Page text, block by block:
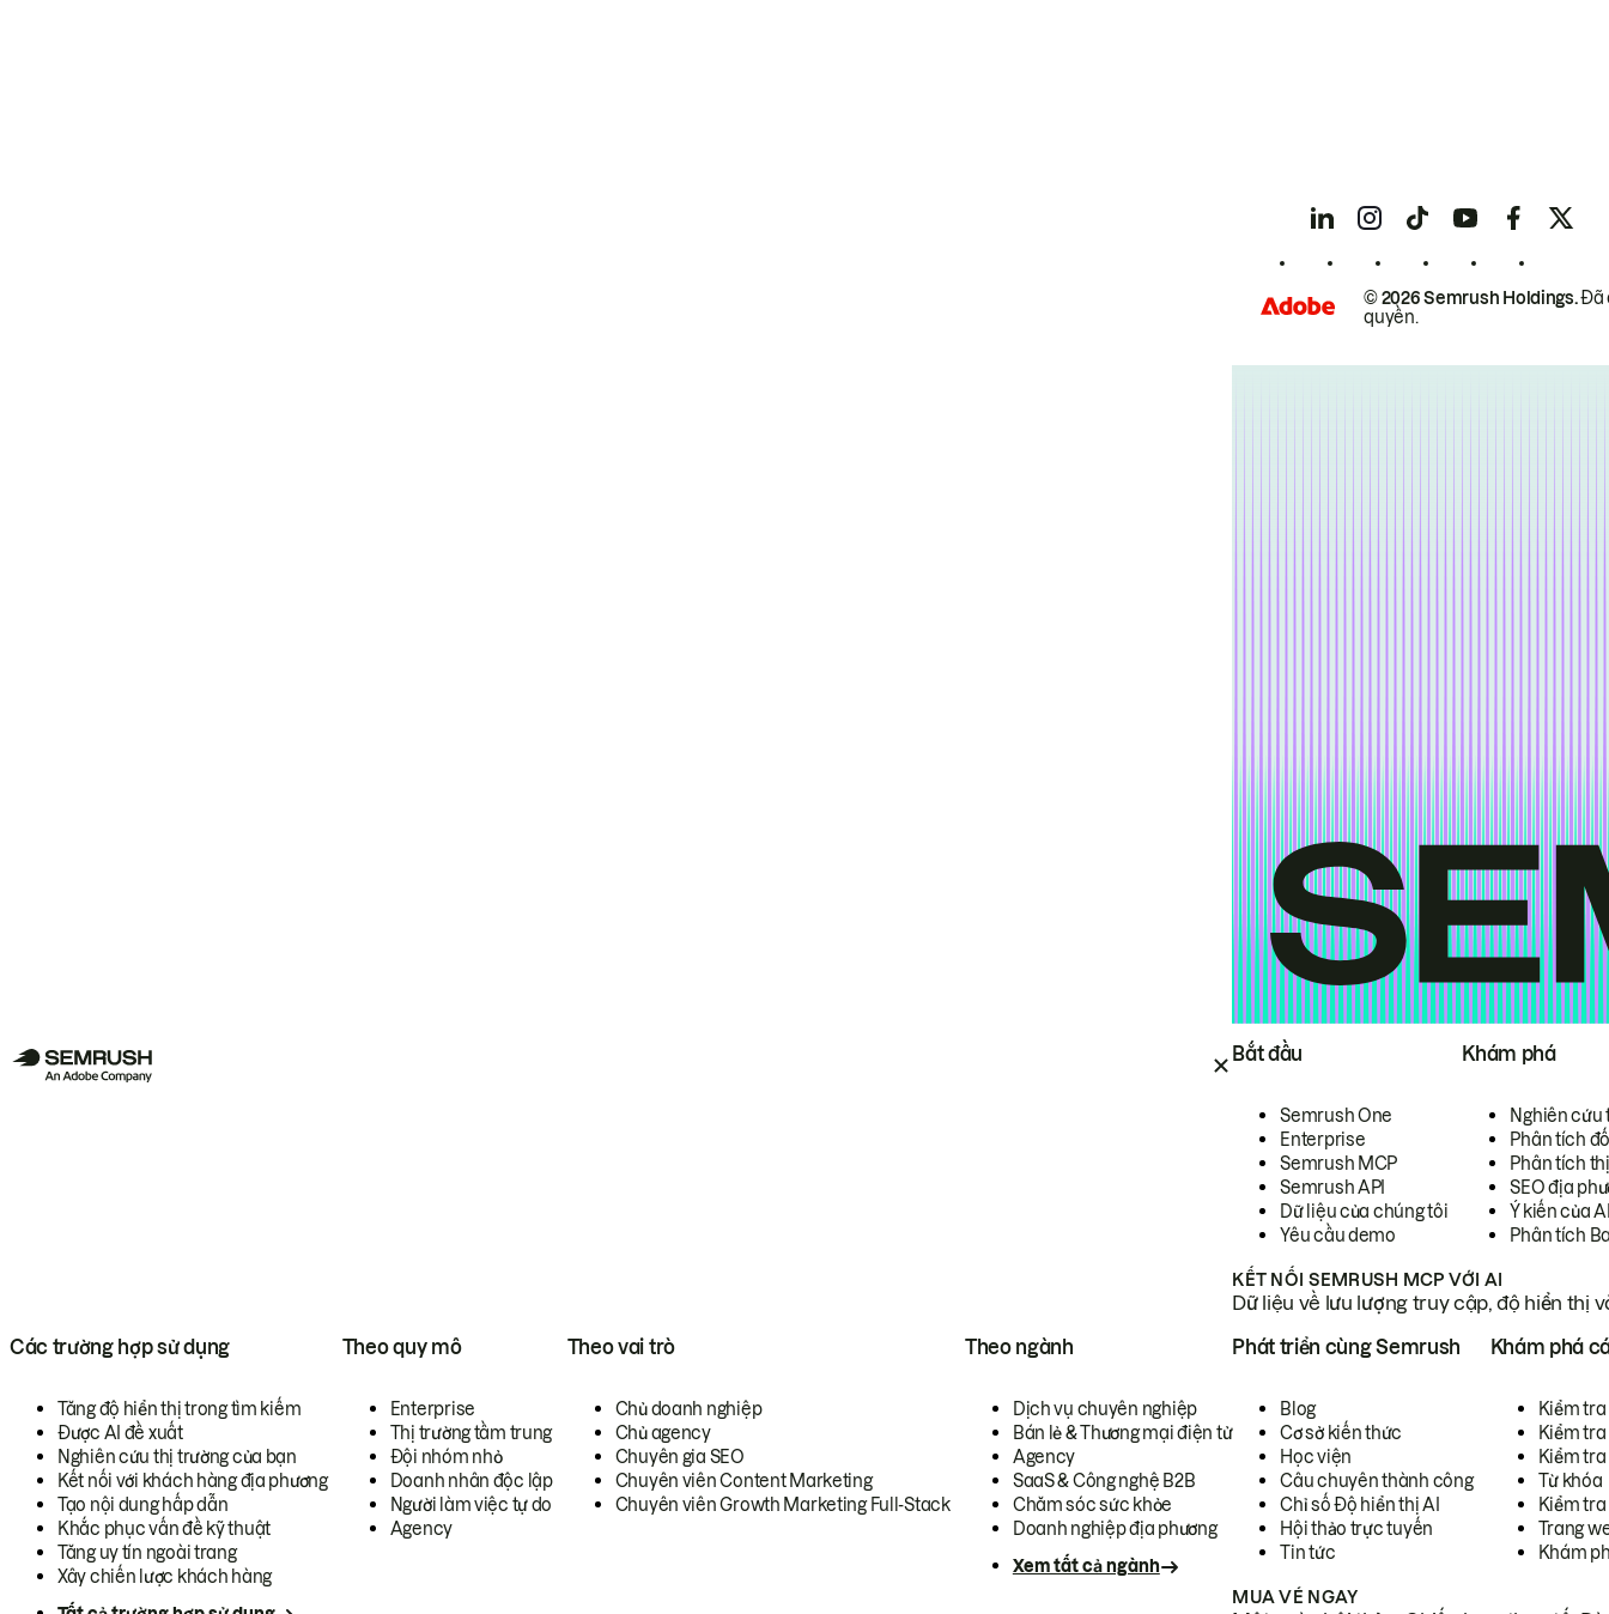
Bắt đầu
Semrush One
Enterprise
Semrush MCP
Semrush API
Dữ liệu của chúng tôi
Yêu cầu demo
Khám phá
Nghiên cứu
Phân tích
Phân tích
SEO địa
Ý kiến của
Phân tích
KẾT NỐI SEMRUSH MCP VỚI AI
Dữ liệu về lưu lượng truy cập, độ hiển thị
Các trường hợp sử dụng
Tăng độ hiển thị trong tìm kiếm
Được AI đề xuất
Nghiên cứu thị trường của bạn
Kết nối với khách hàng địa phương
Tạo nội dung hấp dẫn
Khắc phục vấn đề kỹ thuật
Tăng uy tín ngoài trang
Xây chiến lược khách hàng
Theo quy mô
Enterprise
Thị trường tầm trung
Đội nhóm nhỏ
Doanh nhân độc lập
Người làm việc tự do
Agency
Theo vai trò
Chủ doanh nghiệp
Chủ agency
Chuyên gia SEO
Chuyên viên Content Marketing
Chuyên viên Growth Marketing Full-Stack
Theo ngành
Dịch vụ chuyên nghiệp
Bán lẻ & Thương mại điện tử
Agency
SaaS & Công nghệ B2B
Chăm sóc sức khỏe
Doanh nghiệp địa phương
Xem tất cả ngành
Phát triển cùng Semrush
Blog
Cơ sở kiến thức
Học viện
Câu chuyên thành công
Chỉ số Độ hiển thị AI
Hội thảo trực tuyến
Tin tức
Khám phá
Kiểm
Kiểm tra
Kiểm
Từ khóa
Kiểm
Trang
Khám
MUA VÉ NGAY
© 2026 Semrush Holdings.Đã
quyền.